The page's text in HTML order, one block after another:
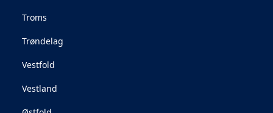
Troms
Trøndelag
Vestfold
Vestland